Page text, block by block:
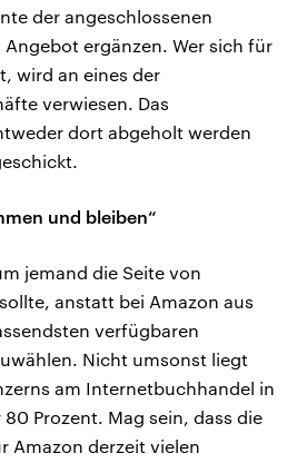
der angeschlossenen
ergänzen. Wer sich für
wird an eines der
verwiesen. Das
dort abgeholt werden
und bleiben“
jemand die Seite von
anstatt bei Amazon aus
verfügbaren
Nicht umsonst liegt
am Internetbuchhandel in
Prozent. Mag sein, dass die
Amazon derzeit vielen